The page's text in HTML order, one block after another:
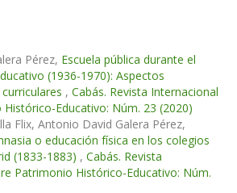
Pérez, Escuela pública durante el
(1936-1970): Aspectos
, Cabás. Revista Internacional
Educativo: Núm. 23 (2020)
Flix, Antonio David Galera Pérez,
o educación física en los colegios
(1833-1883) , Cabás. Revista
Patrimonio Histórico-Educativo: Núm.